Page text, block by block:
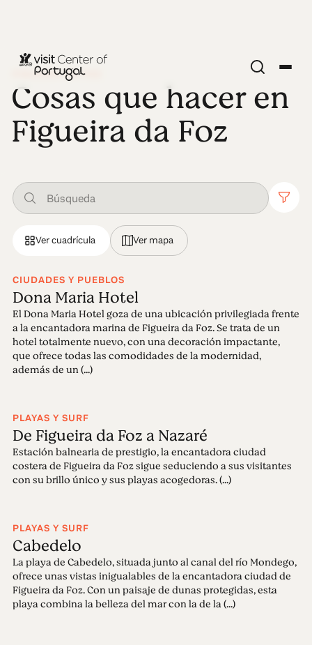
FIGUEIRA DA FOZ
Cosas que hacer en
Figueira da Foz
Ver cuadrícula Ver mapa
CIUDADES Y PUEBLOS
Dona Maria Hotel
El Dona Maria Hotel goza de una ubicación privilegiada frente
a la encantadora marina de Figueira da Foz. Se trata de un
hotel totalmente nuevo, con una decoración impactante,
que ofrece todas las comodidades de la modernidad,
además de un (...)
PLAYAS Y SURF
De Figueira da Foz a Nazaré
Estación balnearia de prestigio, la encantadora ciudad
costera de Figueira da Foz sigue seduciendo a sus visitantes
con su brillo único y sus playas acogedoras. (...)
PLAYAS Y SURF
Cabedelo
La playa de Cabedelo, situada junto al canal del río Mondego,
ofrece unas vistas inigualables de la encantadora ciudad de
Figueira da Foz. Con un paisaje de dunas protegidas, esta
playa combina la belleza del mar con la de la (...)